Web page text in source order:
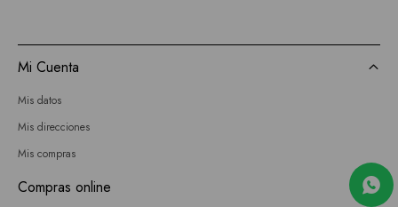
Mi Cuenta
Mis datos
Mis direcciones
Mis compras
Compras online